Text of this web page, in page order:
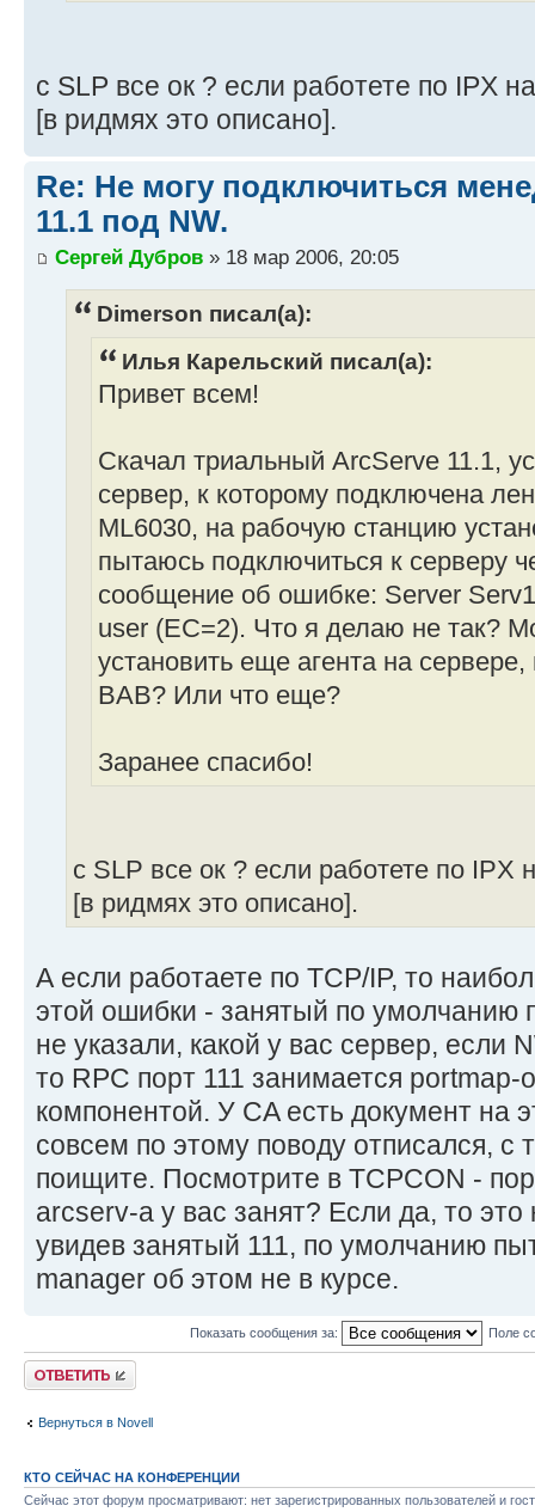
c SLP все ок ? если работете по IPX
[в ридмях это описано].
Re: Не могу подключиться
11.1 под NW.
Сергей Дубров » 18 мар 2006, 20:05
Dimerson писал(а):
Илья Карельский писал(а):
Привет всем!
Скачал триальный ArcServe 11.1,
сервер, к которому подключена
ML6030, на рабочую станцию
пытаюсь подключиться к серверу
сообщение об ошибке: Server
user (EC=2). Что я делаю не так?
установить еще агента на
BAB? Или что еще?
Заранее спасибо!
c SLP все ок ? если работете по IPX
[в ридмях это описано].
А если работаете по TCP/IP, то
этой ошибки - занятый по умолчанию
не указали, какой у вас сервер, если
то RPC порт 111 занимается portmap-
компонентой. У CA есть документ на
совсем по этому поводу отписался, с
поищите. Посмотрите в TCPCON -
arcserv-а у вас занят? Если да, то это
увидев занятый 111, по умолчанию
manager об этом не в курсе.
Показать сообщения за: Поле
Ответить
Вернуться в Novell
КТО СЕЙЧАС НА КОНФЕРЕНЦИИ
Сейчас этот форум просматривают: нет зарегистрированных пользователей и